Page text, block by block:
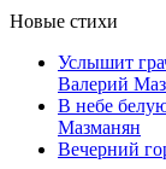
Новые стихи
Услышит
Валерий
В небе
Мазманян
Вечерний